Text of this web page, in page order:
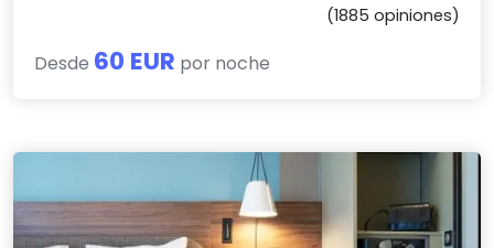
(1885 opiniones)
Desde 60 EUR por noche